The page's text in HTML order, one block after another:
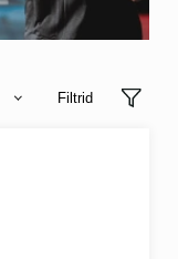
Filtrid